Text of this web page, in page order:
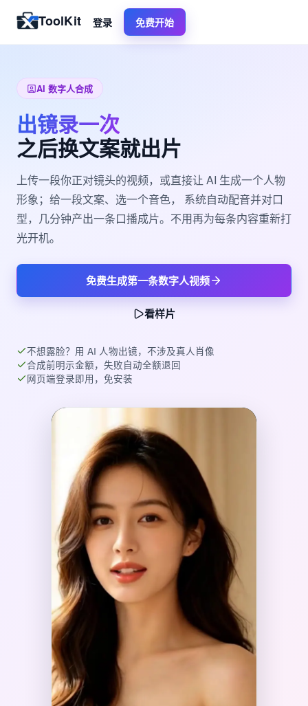
ToolKit 登录 免费开始
AI 数字人合成
出镜录一次
之后换文案就出片
上传一段你正对镜头的视频，或直接让 AI 生成一个人物
形象；给一段文案、选一个音色， 系统自动配音并对口
型，几分钟产出一条口播成片。不用再为每条内容重新打
光开机。
免费生成第一条数字人视频
看样片
不想露脸？用 AI 人物出镜，不涉及真人肖像
合成前明示金额，失败自动全额退回
网页端登录即用，免安装